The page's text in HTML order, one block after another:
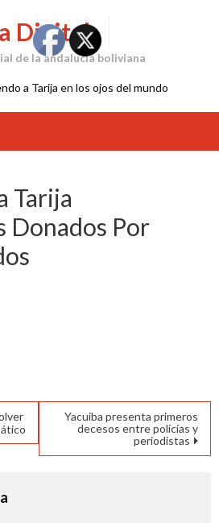
Digital
de la andalucía boliviana
a Tarija en los ojos del mundo
Tarija
Donados Por
Yacuiba presenta primeros
decesos entre policías y
periodistas